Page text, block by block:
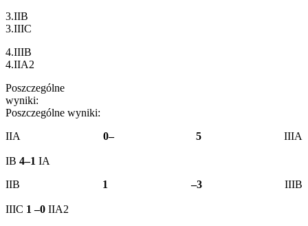
3.IIIC
4.IIA2
Poszczególne
wyniki:
Poszczególne wyniki:
IIA 0– 5 IIIA
IB 4–1 IA
IIB 1 –3IIIB
IIIC 1 –0 IIA2